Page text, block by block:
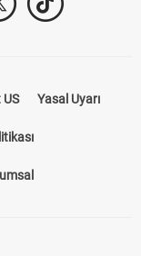
Yasal Uyarı